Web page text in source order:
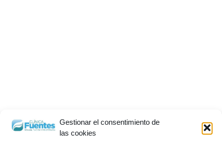
Gestionar el consentimiento de
las cookies